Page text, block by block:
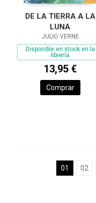
DE LA TIERRA A LA
LUNA
JULIO VERNE
Disponible en stock en la
librería
13,95 €
Comprar
01 02